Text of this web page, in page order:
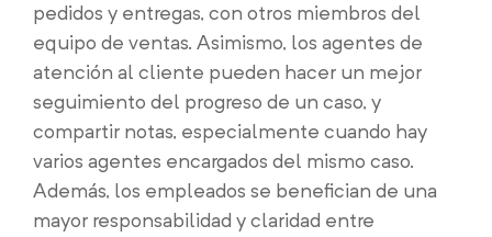
pedidos y entregas, con otros miembros del
equipo de ventas. Asimismo, los agentes de
atención al cliente pueden hacer un mejor
seguimiento del progreso de un caso, y
compartir notas, especialmente cuando hay
varios agentes encargados del mismo caso.
Además, los empleados se benefician de una
mayor responsabilidad y claridad entre